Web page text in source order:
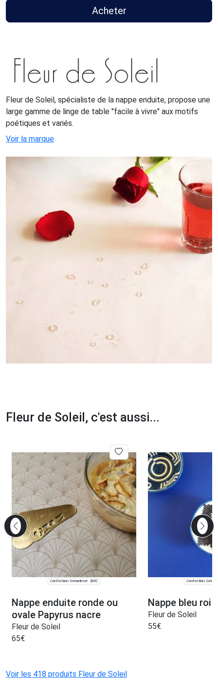
Acheter
Fleur de Soleil, spécialiste de la nappe enduite, propose une
large gamme de linge de table "facile à vivre" aux motifs
poétiques et variés.
Voir la marque
Fleur de Soleil, c'est aussi...
Confection: Gérardmer (88)
Nappe enduite ronde ou
ovale Papyrus nacre
Fleur de Soleil
65€
Confection:
Nappe bleu roi
Fleur de Soleil
55€
Voir les 418 produits Fleur de Soleil